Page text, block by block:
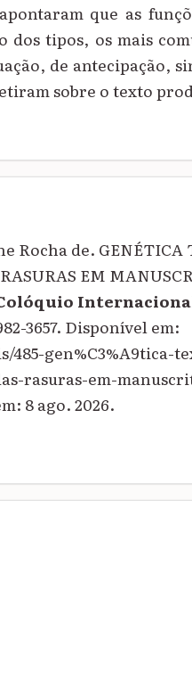
que as
dos tipos, os mais
de antecipação,
sobre o texto
Rocha de. GENÉTICA
EM
3657. Disponível em:
gen%C3%A9tica-
rasuras-em-
8 ago. 2026.